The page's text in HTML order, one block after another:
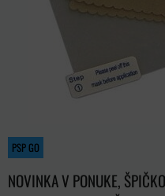
PSP GO
NOVINKA V PONUKE,